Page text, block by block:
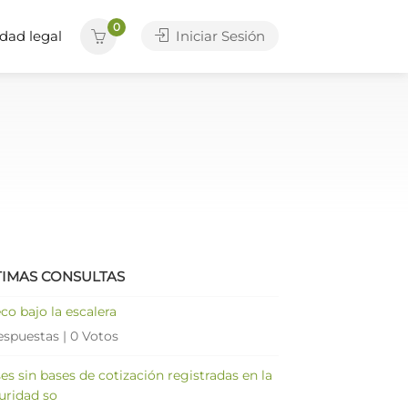
legal
0
Iniciar Sesión
CONSULTAS
bajo la escalera
| 0 Votos
sin bases de cotización registradas en la
so